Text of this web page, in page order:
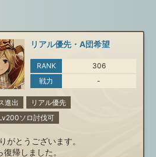
リアル優先・A団希望
RANK
306
戦力
-
進出
リアル優先
ソロ討伐可
がとうございます。
復帰しました。